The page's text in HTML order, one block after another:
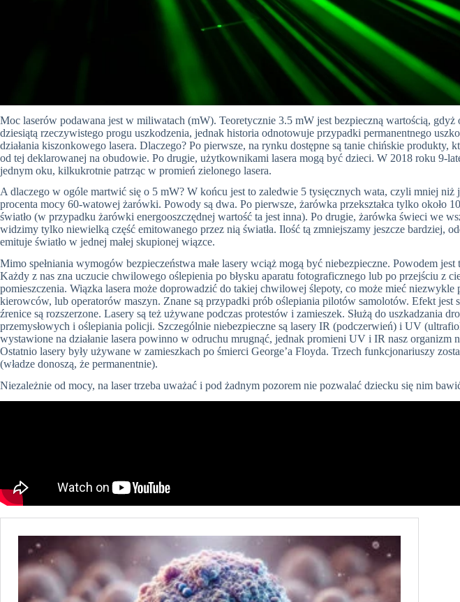
Moc laserów podawana jest w miliwatach (mW). Teoretycznie 3.5 mW jest bezpieczną wartością, gdyż
dziesiątą rzeczywistego progu uszkodzenia, jednak historia odnotowuje przypadki permanentnego
działania kiszonkowego lasera. Dlaczego? Po pierwsze, na rynku dostępne są tanie chińskie produkty,
od tej deklarowanej na obudowie. Po drugie, użytkownikami lasera mogą być dzieci. W 2018 roku 9-
jednym oku, kilkukrotnie patrząc w promień zielonego lasera.
A dlaczego w ogóle martwić się o 5 mW? W końcu jest to zaledwie 5 tysięcznych wata, czyli mniej niż
procenta mocy 60-watowej żarówki. Powody są dwa. Po pierwsze, żarówka przekształca tylko około
światło (w przypadku żarówki energooszczędnej wartość ta jest inna). Po drugie, żarówka świeci we
widzimy tylko niewielką część emitowanego przez nią światła. Ilość tą zmniejszamy jeszcze bardziej,
emituje światło w jednej małej skupionej wiązce.
Mimo spełniania wymogów bezpieczeństwa małe lasery wciąż mogą być niebezpieczne. Powodem jest
Każdy z nas zna uczucie chwilowego oślepienia po błysku aparatu fotograficznego lub po przejściu z
pomieszczenia. Wiązka lasera może doprowadzić do takiej chwilowej ślepoty, co może mieć niezwykle
kierowców, lub operatorów maszyn. Znane są przypadki prób oślepiania pilotów samolotów. Efekt jest
źrenice są rozszerzone. Lasery są też używane podczas protestów i zamieszek. Służą do uszkadzania
przemysłowych i oślepiania policji. Szczególnie niebezpieczne są lasery IR (podczerwień) i UV
wystawione na działanie lasera powinno w odruchu mrugnąć, jednak promieni UV i IR nasz organizm
Ostatnio lasery były używane w zamieszkach po śmierci George’a Floyda. Trzech funkcjonariuszy
(władze donoszą, że permanentnie).
Niezależnie od mocy, na laser trzeba uważać i pod żadnym pozorem nie pozwalać dziecku się nim